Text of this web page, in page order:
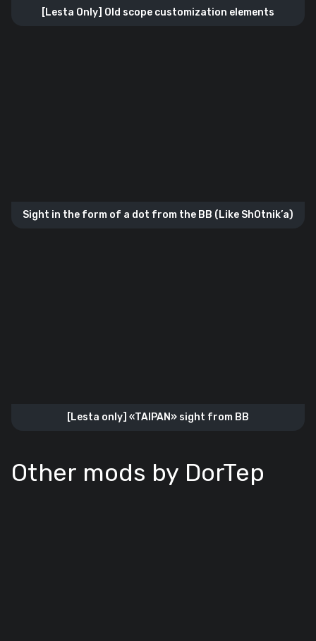
[Lesta Only] Old scope customization elements
Sight in the form of a dot from the BB (Like Sh0tnik’а)
[Lesta only] «TAIPAN» sight from BB
Other mods by DorTep